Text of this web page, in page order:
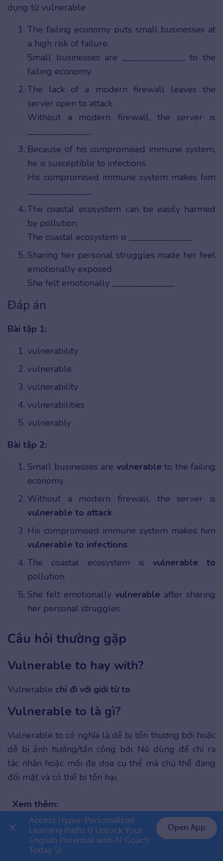
dụng từ vulnerable
The failing economy puts small businesses at
a high risk of failure.
Small businesses are ______________ to the
failing economy.
The lack of a modern firewall leaves the
server open to attack.
Without a modern firewall, the server is
______________.
Because of his compromised immune system,
he is susceptible to infections.
His compromised immune system makes him
______________.
The coastal ecosystem can be easily harmed
by pollution.
The coastal ecosystem is ______________.
Sharing her personal struggles made her feel
emotionally exposed.
She felt emotionally ______________
Đáp án
Bài tập 1:
vulnerability
vulnerable
vulnerability
vulnerabilities
vulnerably
Bài tập 2:
Small businesses are vulnerable to the failing
economy.
Without a modern firewall, the server is
vulnerable to attack.
His compromised immune system makes him
vulnerable to infections.
The coastal ecosystem is vulnerable to
pollution.
She felt emotionally vulnerable after sharing
her personal struggles.
Câu hỏi thường gặp
Vulnerable to hay with?
Vulnerable chỉ đi với giới từ to.
Vulnerable to là gì?
Vulnerable to có nghĩa là dễ bị tổn thương bởi hoặc
dễ bị ảnh hưởng/tấn công bởi. Nó dùng để chỉ ra
tác nhân hoặc mối đe dọa cụ thể mà chủ thể đang
đối mặt và có thể bị tổn hại.
Xem thêm:
Married đi với giới từ gì?
Adapt đi với giới từ gì?
Well known đi với giới từ gì ?
👉 Premium 1 năm chỉ 799K
Access Hyper-Personalized
Learning Paths & Unlock Your
English Potential with AI Coach
Today 🚀
Open App